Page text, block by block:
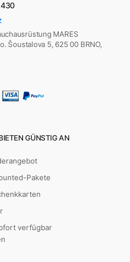
MARES
Šoustalova 5, 625 00 BRNO,
GÜNSTIG AN
Pakete
verfügbar